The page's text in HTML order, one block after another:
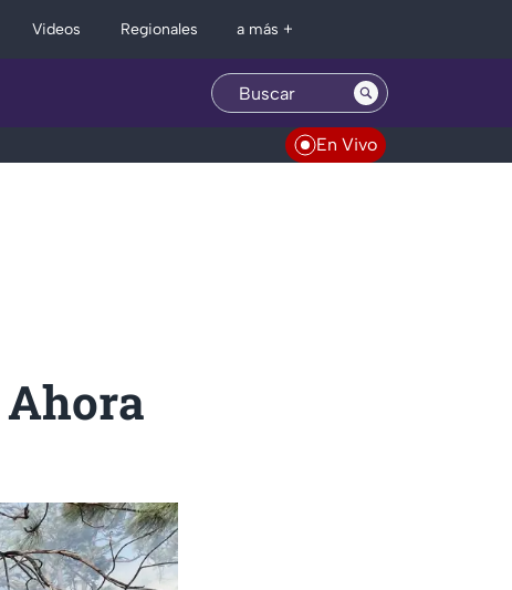
Videos Regionales a más +
En Vivo